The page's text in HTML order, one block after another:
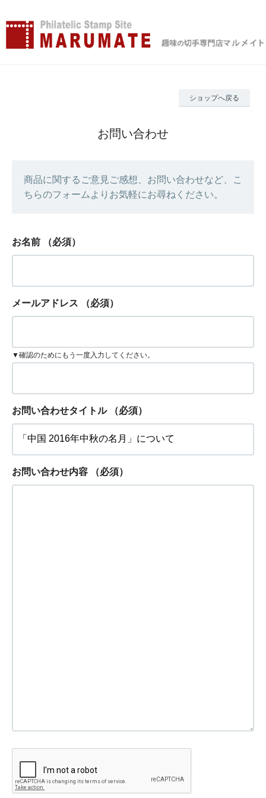
ショップへ戻る
お問い合わせ
商品に関するご意見ご感想、お問い合わせなど、こ
ちらのフォームよりお気軽にお尋ねください。
お名前 （必須）
メールアドレス （必須）
▼確認のためにもう一度入力してください。
お問い合わせタイトル （必須）
お問い合わせ内容 （必須）